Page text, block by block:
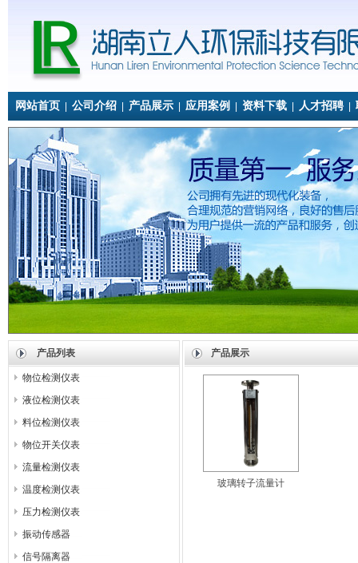
网站首页 公司介绍 产品展示 应用案例 资料下载 人才招聘
产品列表
物位检测仪表
液位检测仪表
料位检测仪表
物位开关仪表
流量检测仪表
温度检测仪表
压力检测仪表
振动传感器
信号隔离器
产品展示
玻璃转子流量计